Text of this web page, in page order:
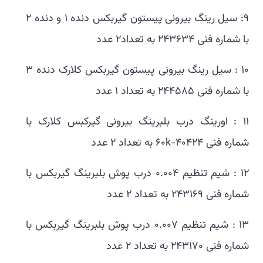
۹: سیل رینگ بیرونی پیستون گیربکس دنده ۱ و دنده ۲
با شماره فنی ۲۴۳۶۳۴ به تعداد۲ عدد
۱۰ : سیل رینگ بیرونی پیستون گیربکس کلارک دنده ۳
با شماره فنی ۲۴۴۵۸۵ به تعداد ۱ عدد
۱۱ : اورینگ درب بلبرینگ بیرونی گیرکبس کلارک با
شماره فنی ۶۰k-40424 به تعداد ۲ عدد
۱۲ : شیم تنظیم ۰.۰۰۴ درب پوش بلبرینگ گیربکس با
شماره فنی ۲۴۳۱۶۹ به تعداد ۲ عدد
۱۳ : شیم تنظیم ۰.۰۰۷ درب پوش بلبرینگ گیربکس با
شماره فنی ۲۴۳۱۷۰ به تعداد ۲ عدد